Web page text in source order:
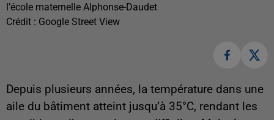
l’école maternelle Alphonse-Daudet
Crédit : Google Street View
Depuis plusieurs années, la température dans une
aile du bâtiment atteint jusqu’à 35°C, rendant les